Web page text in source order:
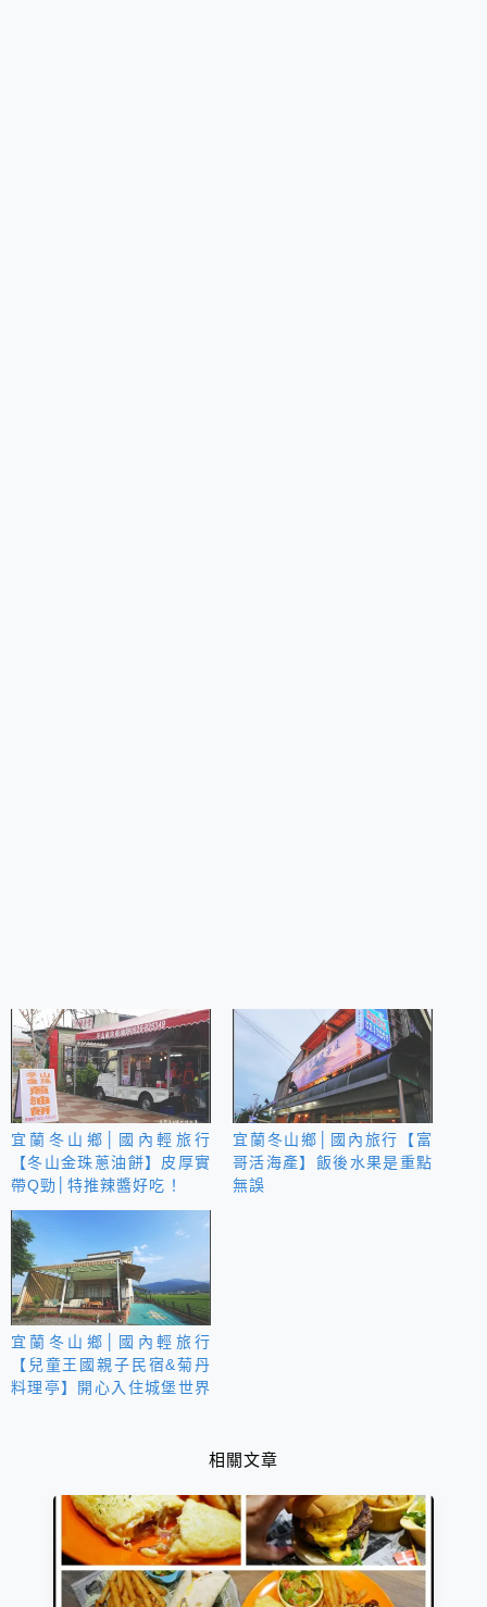
宜蘭冬山鄉│國內輕旅行
【冬山金珠蔥油餅】皮厚實
帶Q勁│特推辣醬好吃！
宜蘭冬山鄉│國內旅行【富
哥活海產】飯後水果是重點
無誤
宜蘭冬山鄉│國內輕旅行
【兒童王國親子民宿&菊丹
料理亭】開心入住城堡世界
相關文章